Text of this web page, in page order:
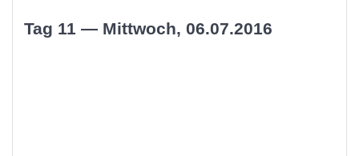
Tag 11 — Mittwoch, 06.07.2016